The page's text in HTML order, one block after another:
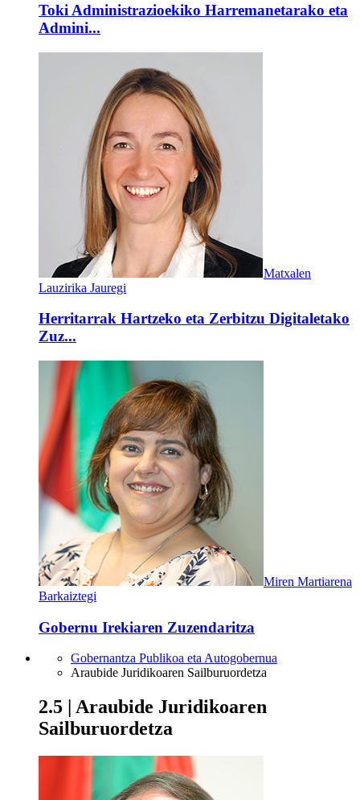
Toki Administrazioekiko Harremanetarako eta
Admini...
Matxalen
Lauzirika Jauregi
Herritarrak Hartzeko eta Zerbitzu Digitaletako
Zuz...
Miren Martiarena
Barkaiztegi
Gobernu Irekiaren Zuzendaritza
Gobernantza Publikoa eta Autogobernua
Araubide Juridikoaren Sailburuordetza
2.5 | Araubide Juridikoaren
Sailburuordetza